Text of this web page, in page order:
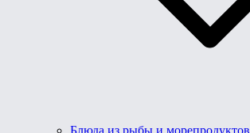
Блюда из рыбы и морепродуктов